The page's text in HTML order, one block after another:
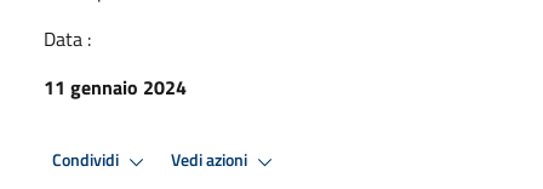
Data :
11 gennaio 2024
Condividi Vedi azioni